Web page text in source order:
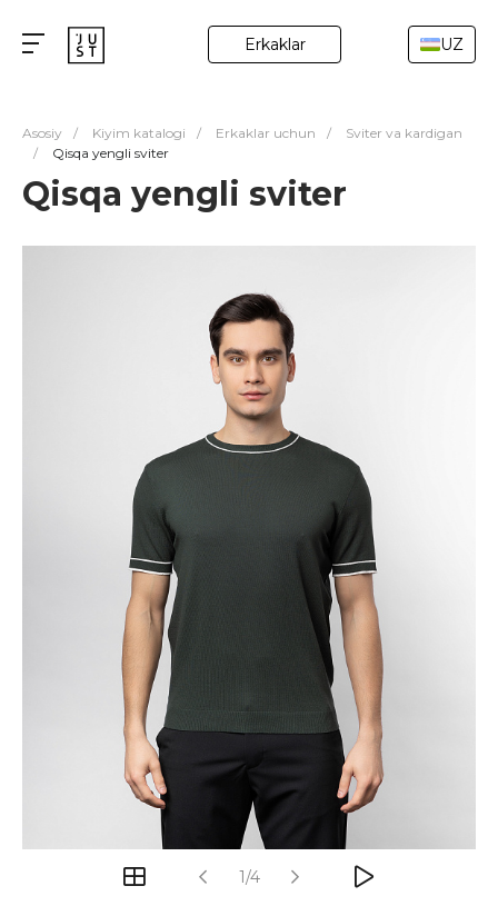
Erkaklar UZ
Asosiy / Kiyim katalogi / Erkaklar uchun /
Sviter va kardigan
/
Qisqa yengli sviter
Qisqa yengli sviter
1/4